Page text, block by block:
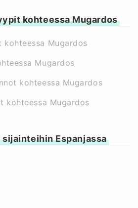
kohteessa Mugardos
kohteessa Mugardos
Mugardos
kohteessa Mugardos
kohteessa Mugardos
Espanjassa